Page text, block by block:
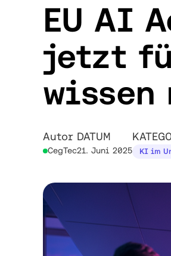
EU AI
jetzt
wissen
Autor
CegTec
DATUM
21. Juni 2025 KI im